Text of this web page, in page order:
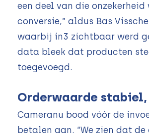
een deel van die
conversie,” aldus Bas
waarbij in3 zichtbaar werd
data bleek dat producten
toegevoegd.
Orderwaarde
Cameranu bood vóór de
betalen aan. “We zien dat